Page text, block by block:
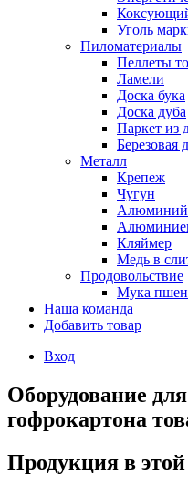
Уголь
Пиломатериалы
Пеллеты
Ламели
Доска бука
Доска дуба
Паркет из
Березовая
Металл
Крепеж
Чугун
Алюминий
Кляймер
Медь в
Продовольствие
Мука
Наша команда
Добавить товар
Вход
Оборудование
гофрокартона
Продукция в